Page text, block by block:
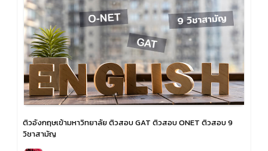
ติวอังกฤษเข้ามหาวิทยาลัย ติวสอบ GAT ติวสอบ ONET ติวสอบ 9
วิชาสามัญ